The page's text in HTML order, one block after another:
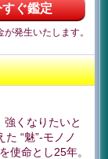
ぐ鑑定
発生いたします。
強くなりたいと
“魅”-モノノ
使命とし25年。